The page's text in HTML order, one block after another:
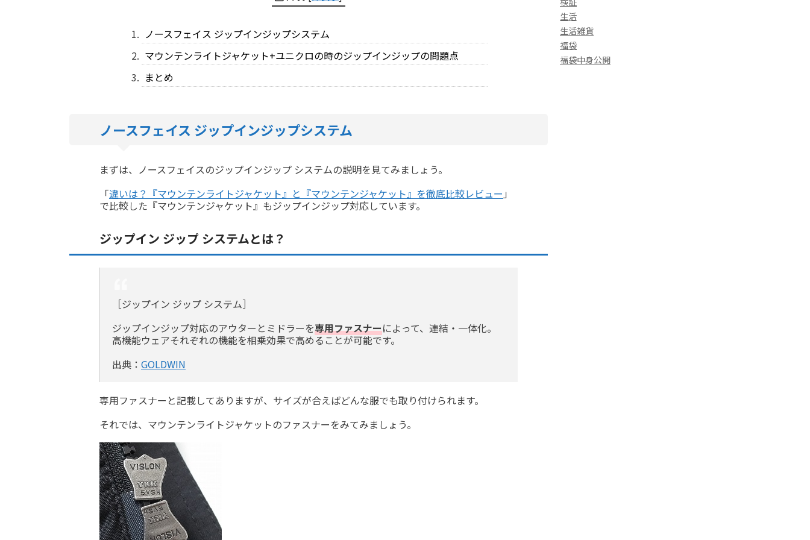
ノースフェイス ジップインジップシステム
マウンテンライトジャケット+ユニクロの時のジップインジップの問題点
まとめ
ノースフェイス ジップインジップシステム
まずは、ノースフェイスのジップインジップ システムの説明を見てみましょう。
「違いは？『マウンテンライトジャケット』と『マウンテンジャケット』を徹底比較レビュー 」
で比較した『マウンテンジャケット』もジップインジップ対応しています。
ジップイン ジップ システムとは？
［ジップイン ジップ システム］
ジップインジップ対応のアウターとミドラーを専用ファスナーによって、連結・一体化。
高機能ウェアそれぞれの機能を相乗効果で高めることが可能です。
出典： GOLDWIN
専用ファスナーと記載してありますが、サイズが合えばどんな服でも取り付けられます。
それでは、マウンテンライトジャケットのファスナーをみてみましょう。
生活
生活雑貨
福袋
福袋中身公開